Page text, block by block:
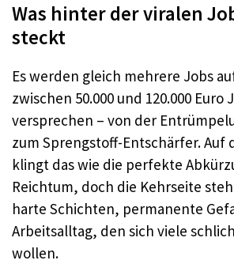
Was hinter der viralen
steckt
Es werden gleich mehrere Jobs
zwischen 50.000 und 120.000 Euro
versprechen – von der
zum Sprengstoff-Entschärfer. Auf
klingt das wie die perfekte
Reichtum, doch die Kehrseite
harte Schichten, permanente
Arbeitsalltag, den sich viele
wollen.​